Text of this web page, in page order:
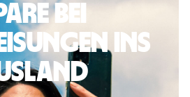
bei
ins